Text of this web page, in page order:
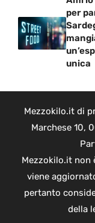
per
unica
Mezzokilo.it di
Marchese 10,
Mezzokilo.it non
viene
pertanto
della